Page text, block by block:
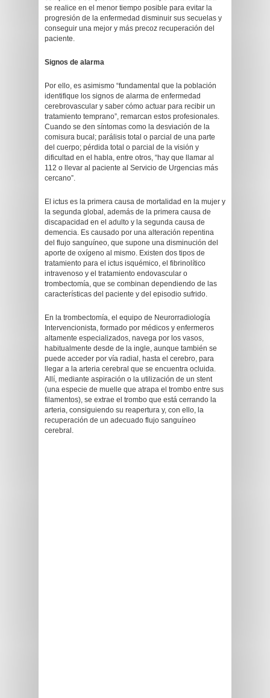
se realice en el menor tiempo posible para evitar la
progresión de la enfermedad disminuir sus secuelas y
conseguir una mejor y más precoz recuperación del
paciente.
Signos de alarma
Por ello, es asimismo “fundamental que la población
identifique los signos de alarma de enfermedad
cerebrovascular y saber cómo actuar para recibir un
tratamiento temprano”, remarcan estos profesionales.
Cuando se den síntomas como la desviación de la
comisura bucal; parálisis total o parcial de una parte
del cuerpo; pérdida total o parcial de la visión y
dificultad en el habla, entre otros, “hay que llamar al
112 o llevar al paciente al Servicio de Urgencias más
cercano”.
El ictus es la primera causa de mortalidad en la mujer y
la segunda global, además de la primera causa de
discapacidad en el adulto y la segunda causa de
demencia. Es causado por una alteración repentina
del flujo sanguíneo, que supone una disminución del
aporte de oxígeno al mismo. Existen dos tipos de
tratamiento para el ictus isquémico, el fibrinolítico
intravenoso y el tratamiento endovascular o
trombectomía, que se combinan dependiendo de las
características del paciente y del episodio sufrido.
En la trombectomía, el equipo de Neurorradiología
Intervencionista, formado por médicos y enfermeros
altamente especializados, navega por los vasos,
habitualmente desde de la ingle, aunque también se
puede acceder por vía radial, hasta el cerebro, para
llegar a la arteria cerebral que se encuentra ocluida.
Allí, mediante aspiración o la utilización de un stent
(una especie de muelle que atrapa el trombo entre sus
filamentos), se extrae el trombo que está cerrando la
arteria, consiguiendo su reapertura y, con ello, la
recuperación de un adecuado flujo sanguíneo
cerebral.